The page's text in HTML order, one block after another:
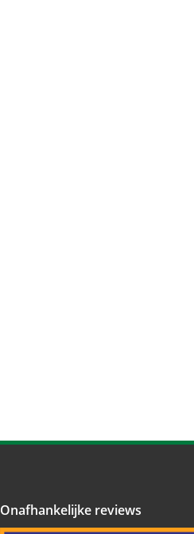
Onafhankelijke reviews